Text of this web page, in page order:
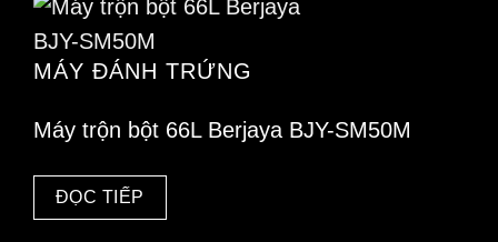
MÁY ĐÁNH TRỨNG
Máy trộn bột 66L Berjaya BJY-SM50M
ĐỌC TIẾP